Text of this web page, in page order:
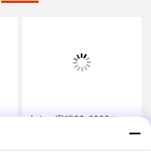
・
小さい容積20-6000の
MHzの無線電信信号を妨
げるための軍信号の妨害